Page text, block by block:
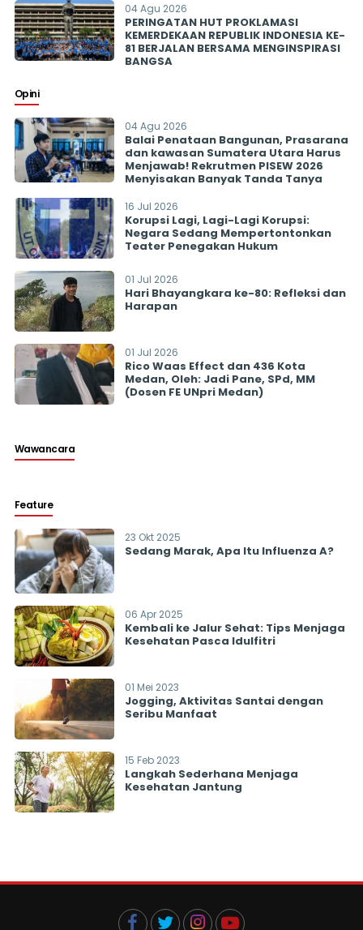
04 Agu 2026
PERINGATAN HUT PROKLAMASI
KEMERDEKAAN REPUBLIK INDONESIA KE-
81 BERJALAN BERSAMA MENGINSPIRASI
BANGSA
Opini
04 Agu 2026
Balai Penataan Bangunan, Prasarana
dan kawasan Sumatera Utara Harus
Menjawab! Rekrutmen PISEW 2026
Menyisakan Banyak Tanda Tanya
16 Jul 2026
Korupsi Lagi, Lagi-Lagi Korupsi:
Negara Sedang Mempertontonkan
Teater Penegakan Hukum
01 Jul 2026
Hari Bhayangkara ke-80: Refleksi dan
Harapan
01 Jul 2026
Rico Waas Effect dan 436 Kota
Medan, Oleh: Jadi Pane, SPd, MM
(Dosen FE UNpri Medan)
Wawancara
Feature
23 Okt 2025
Sedang Marak, Apa Itu Influenza A?
06 Apr 2025
Kembali ke Jalur Sehat: Tips Menjaga
Kesehatan Pasca Idulfitri
01 Mei 2023
Jogging, Aktivitas Santai dengan
Seribu Manfaat
15 Feb 2023
Langkah Sederhana Menjaga
Kesehatan Jantung